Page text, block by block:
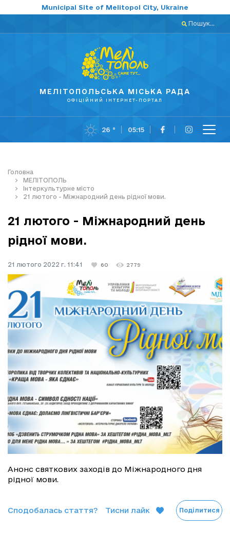
Municipal Site of Melitopol City, Ukraine
Пошук...
МЕЛІТОПОЛЬСЬКА МІСЬКА РАДА
ОФІЦІЙНИЙ ІНТЕРНЕТ-ПОРТАЛ
26 ° 05:15
Головна
МЕЛІТОПОЛЬ
Інтеркультурне місто
21 лютого - Міжнародний день рідної мови.
21 лютого - Міжнародний день
рідної мови.
21 лютого 2022 г. 11:41 60 2779
Анонс святкових заходів до Міжнародного дня
рідної мови.
Сподобалась стаття? Тисни лайк Поділитися